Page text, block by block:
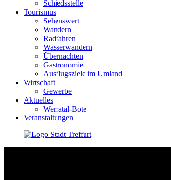
Schiedsstelle
Tourismus
Sehenswert
Wandern
Radfahren
Wasserwandern
Übernachten
Gastronomie
Ausflugsziele im Umland
Wirtschaft
Gewerbe
Aktuelles
Werratal-Bote
Veranstaltungen